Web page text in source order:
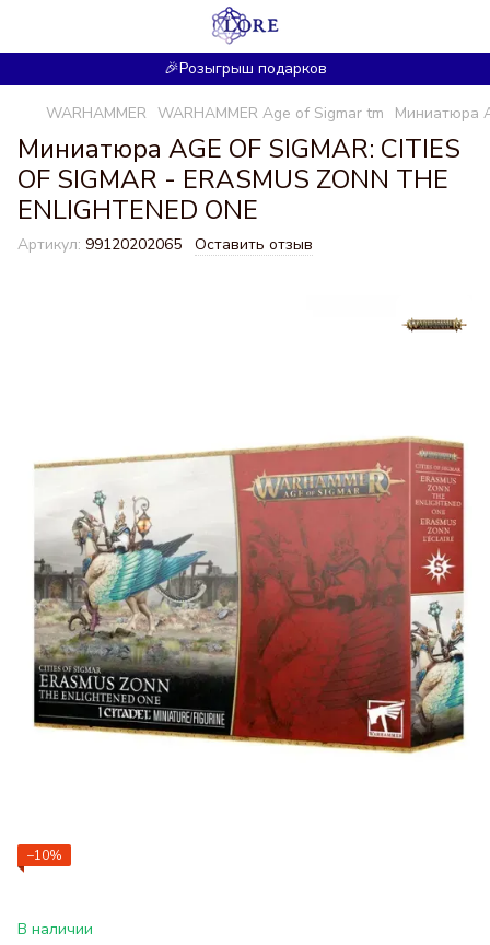
🎉Розыгрыш подарков
WARHAMMER WARHAMMER Age of Sigmar tm Миниатюра
Миниатюра AGE OF SIGMAR: CITIES
OF SIGMAR - ERASMUS ZONN THE
ENLIGHTENED ONE
Артикул: 99120202065 Оставить отзыв
−10%
В наличии